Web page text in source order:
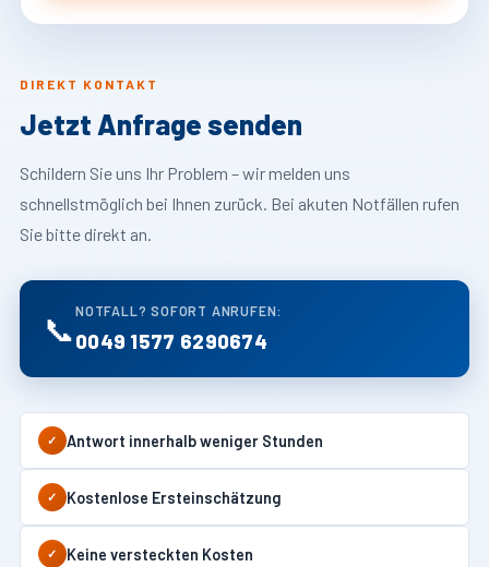
DIREKT KONTAKT
Jetzt Anfrage senden
Schildern Sie uns Ihr Problem – wir melden uns
schnellstmöglich bei Ihnen zurück. Bei akuten Notfällen rufen
Sie bitte direkt an.
📞 NOTFALL? SOFORT ANRUFEN:
0049 1577 6290674
✓ Antwort innerhalb weniger Stunden
✓ Kostenlose Ersteinschätzung
✓ Keine versteckten Kosten